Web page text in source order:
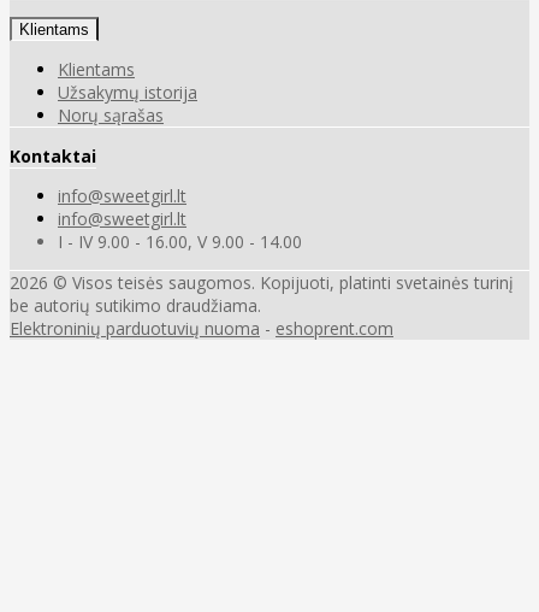
Klientams
Klientams
Užsakymų istorija
Norų sąrašas
Kontaktai
info@sweetgirl.lt
info@sweetgirl.lt
I - IV 9.00 - 16.00, V 9.00 - 14.00
2026 © Visos teisės saugomos. Kopijuoti, platinti svetainės turinį
be autorių sutikimo draudžiama.
Elektroninių parduotuvių nuoma - eshoprent.com